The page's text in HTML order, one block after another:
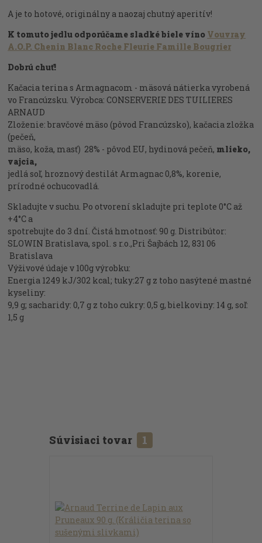
A je to hotové, originálny a naozaj chutný aperitív!
K tomuto jedlu odporúčame sladké biele víno Vouvray
A.O.P. Chenin Blanc Roche Fleurie Famille Bougrier
Dobrú chuť!
Kačacia terina s Armagnacom - mäsová nátierka vyrobená
vo Francúzsku. Výrobca: CONSERVERIE DES TUILIERES
ARNAUD
Zloženie: bravčové mäso (pôvod Francúzsko), kačacia zložka
(pečeň,
mäso, koža, masť) 28% - pôvod EU, hydinová pečeň, mlieko,
vajcia,
jedlá soľ, hroznový destilát Armagnac 0,8%, korenie,
prírodné ochucovadlá.
Skladujte v suchu. Po otvorení skladujte pri teplote 0°C až
+4°C a
spotrebujte do 3 dní. Čistá hmotnosť: 90 g. Distribútor:
SLOWIN Bratislava, spol. s r.o.,Pri Šajbách 12, 831 06
Bratislava
Výživové údaje v 100g výrobku:
Energia 1249 kJ/302 kcal; tuky:27 g z toho nasýtené mastné
kyseliny:
9,9 g; sacharidy: 0,7 g z toho cukry: 0,5 g, bielkoviny: 14 g, soľ:
1,5 g
Súvisiaci tovar 1